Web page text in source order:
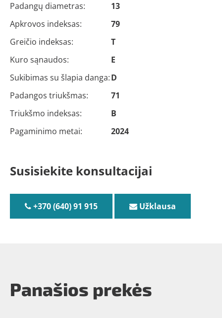
Padangų diametras:
13
Apkrovos indeksas:
79
Greičio indeksas:
T
Kuro sąnaudos:
E
Sukibimas su šlapia danga:D
Padangos triukšmas:
71
Triukšmo indeksas:
B
Pagaminimo metai:
2024
Susisiekite konsultacijai
+370 (640) 91 915 Užklausa
Panašios prekės